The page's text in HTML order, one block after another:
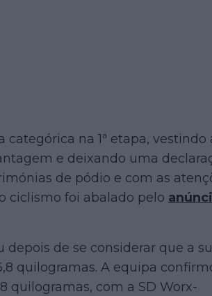
na 1ª etapa, vestindo
e deixando uma
de pódio e com as
ciclismo foi abalado pelo
de se considerar que a
quilogramas. A equipa
quilogramas, com a SD Worx-